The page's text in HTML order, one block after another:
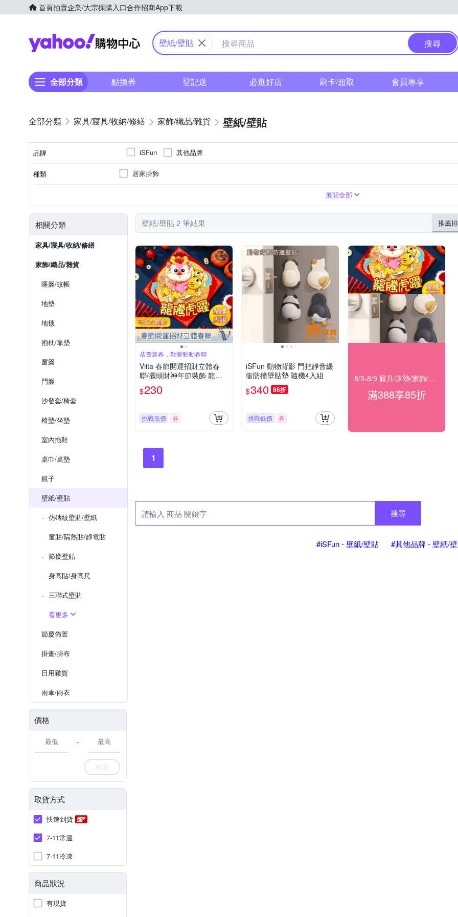
首頁拍賣企業/大宗採購入口合作招商App下載
Yahoo購物中心
壁紙/壁貼 搜尋
全部分類 點換券 登記送 必逛好店 刷卡/超取 會員專享
家具/寢具/收納/修繕 家飾/織品/雜貨 壁紙/壁貼
品牌 iSFun 其他品牌
種類 居家掛飾
展開全部
相關分類
家具/寢具/收納/修繕
家飾/織品/雜貨
睡簾/蚊帳
地墊
地毯
抱枕/靠墊
窗簾
門簾
沙發套/椅套
椅墊/坐墊
室內拖鞋
桌巾/桌墊
鏡子
壁紙/壁貼
仿磚紋壁貼/壁紙
窗貼/隔熱貼/靜電貼
節慶壁貼
身高貼/身高尺
三聯式壁貼
看更多
節慶佈置
掛畫/掛布
日用雜貨
雨傘/雨衣
價格
-
確定
取貨方式
快速到貨
7-11常溫
7-11冷凍
商品狀況
有現貨
壁紙/壁貼 2 筆結果 推薦
恭賀新春，歡樂動動春聯
Viita 春節開運招財立體春
聯/擺頭財神年節裝飾 龍騰
虎躍款
$230
挑戰低價 券
iSFun 動物背影 門把靜音緩
衝防撞壁貼墊 隨機4入組
$340 86折
挑戰低價 券
8/3-8/9 寢具/床墊/家飾/開運 滿388享85折
滿388享85折
1
搜尋
#iSFun - 壁紙/壁貼 #其他品牌 - 壁紙/